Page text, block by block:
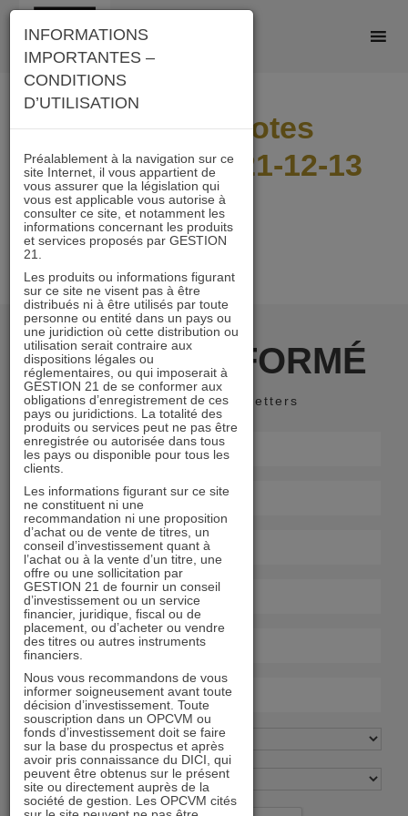
Skip
content
ESG ISR Notes
Générales 2021-12-13
RESTER INFORMÉ
Recevoir nos newsletters
INFORMATIONS
IMPORTANTES –
CONDITIONS
D’UTILISATION
Préalablement à la navigation sur ce
site Internet, il vous appartient de
vous assurer que la législation qui
vous est applicable vous autorise à
consulter ce site, et notamment les
informations concernant les produits
et services proposés par GESTION
21.
Les produits ou informations figurant
sur ce site ne visent pas à être
distribués ni à être utilisés par toute
personne ou entité dans un pays ou
une juridiction où cette distribution ou
utilisation serait contraire aux
dispositions légales ou
réglementaires, ou qui imposerait à
GESTION 21 de se conformer aux
obligations d’enregistrement de ces
pays ou juridictions. La totalité des
produits ou services peut ne pas être
enregistrée ou autorisée dans tous
les pays ou disponible pour tous les
clients.
Les informations figurant sur ce site
ne constituent ni une
recommandation ni une proposition
d’achat ou de vente de titres, un
conseil d’investissement quant à
l’achat ou à la vente d’un titre, une
offre ou une sollicitation par
GESTION 21 de fournir un conseil
d’investissement ou un service
financier, juridique, fiscal ou de
placement, ou d’acheter ou vendre
des titres ou autres instruments
financiers.
Nous vous recommandons de vous
informer soigneusement avant toute
décision d’investissement. Toute
souscription dans un OPCVM ou
fonds d’investissement doit se faire
sur la base du prospectus et après
avoir pris connaissance du DICI, qui
peuvent être obtenus sur le présent
site ou directement auprès de la
société de gestion. Les OPCVM cités